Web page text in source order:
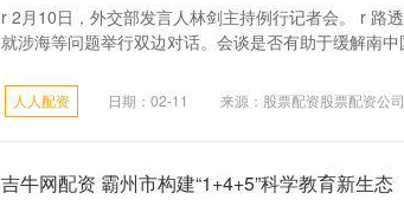
r 2月10日，外交部发言人林剑主持例行记者会。 r 路
就涉海等问题举行双边对话。会谈是否有助于缓解南
人人配资 日期：02-11 来源：股票配资股票配资公司
吉牛网配资 霸州市构建“1+4+5”科学教育新生态